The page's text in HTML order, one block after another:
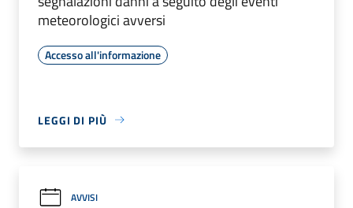
meteorologici avversi
Accesso all'informazione
LEGGI DI PIÙ
AVVISI